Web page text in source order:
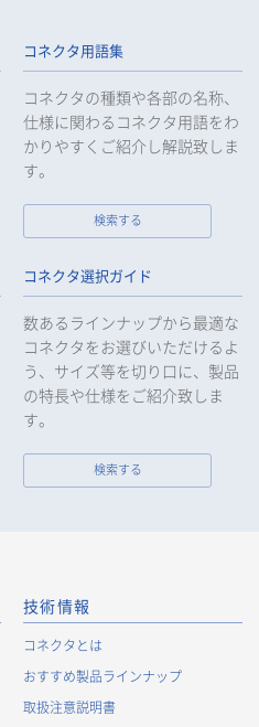
コネクタ用語集
コネクタの種類や各部の名称、
仕様に関わるコネクタ用語をわ
かりやすくご紹介し解説致しま
す。
検索する
コネクタ選択ガイド
数あるラインナップから最適な
コネクタをお選びいただけるよ
う、サイズ等を切り口に、製品
の特長や仕様をご紹介致しま
す。
検索する
技術情報
コネクタとは
おすすめ製品ラインナップ
取扱注意説明書